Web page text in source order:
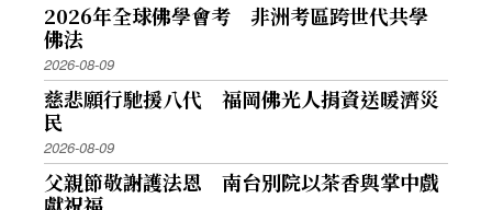
2026年全球佛學會考 非洲考區跨世代共學
佛法
2026-08-09
慈悲願行馳援八代 福岡佛光人捐資送暖濟災
民
2026-08-09
父親節敬謝護法恩 南台別院以茶香與掌中戲